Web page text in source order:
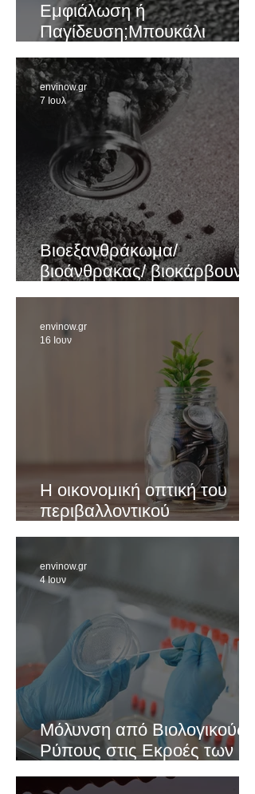
Εμφιάλωση ή
Παγίδευση;Μπουκάλι
μισοάδειο ή μισογεμάτο;
Βιοεξανθράκωμα/
βιοάνθρακας/ βιοκάρβουνο/
biochar: Ένα Ευέλικτο Υλικό
envinow.gr
7 Ιουλ
Η οικονομική οπτική του
περιβαλλοντικού
σχεδιασμού
envinow.gr
16 Ιουν
Μόλυνση από Βιολογικούς
Ρύπους στις Εκροές των
ΚΕΛ
envinow.gr
4 Ιουν